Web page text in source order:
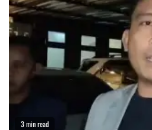
3 min read